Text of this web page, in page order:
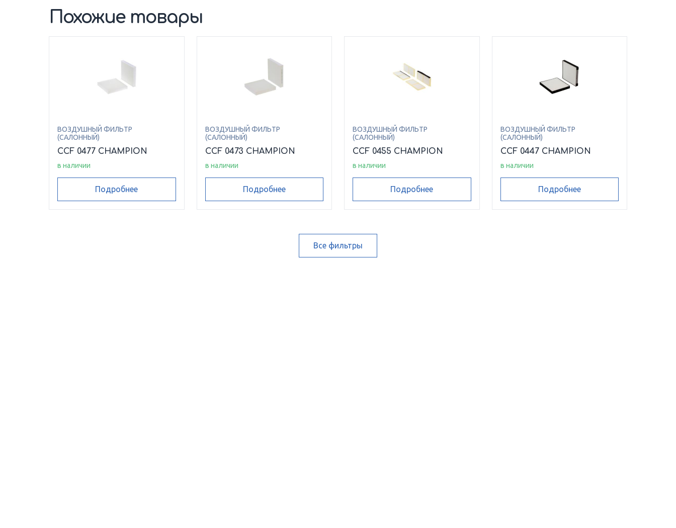
Похожие товары
ВОЗДУШНЫЙ ФИЛЬТР
(САЛОННЫЙ)
CCF 0477 CHAMPION
в наличии
Подробнее
ВОЗДУШНЫЙ ФИЛЬТР
(САЛОННЫЙ)
CCF 0473 CHAMPION
в наличии
Подробнее
ВОЗДУШНЫЙ ФИЛЬТР
(САЛОННЫЙ)
CCF 0455 CHAMPION
в наличии
Подробнее
ВОЗДУШНЫЙ ФИЛЬТР
(САЛОННЫЙ)
CCF 0447 CHAMPION
в наличии
Подробнее
Все фильтры